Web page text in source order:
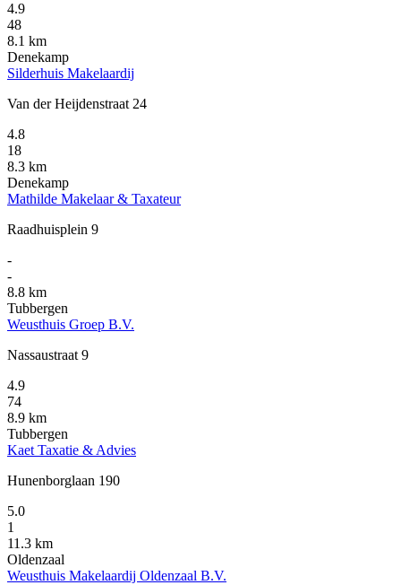
4.9
48
8.1 km
Denekamp
Silderhuis Makelaardij
Van der Heijdenstraat 24
4.8
18
8.3 km
Denekamp
Mathilde Makelaar & Taxateur
Raadhuisplein 9
-
-
8.8 km
Tubbergen
Weusthuis Groep B.V.
Nassaustraat 9
4.9
74
8.9 km
Tubbergen
Kaet Taxatie & Advies
Hunenborglaan 190
5.0
1
11.3 km
Oldenzaal
Weusthuis Makelaardij Oldenzaal B.V.